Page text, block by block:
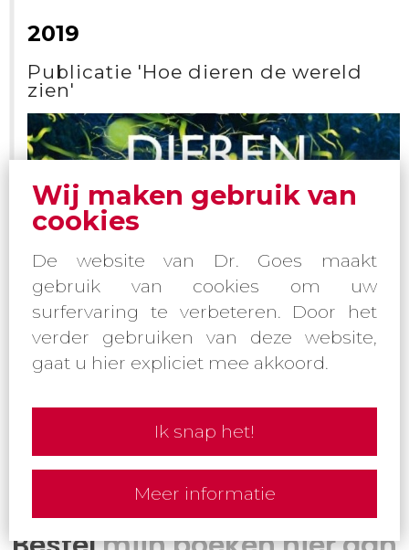
2019
Publicatie 'Hoe dieren de wereld
zien'
Wij maken gebruik van
cookies
De website van Dr. Goes maakt
gebruik van cookies om uw
surfervaring te verbeteren. Door het
verder gebruiken van deze website,
gaat u hier expliciet mee akkoord.
Ik snap het!
Meer informatie